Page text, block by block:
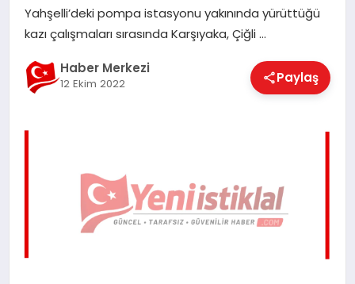
EKONOMI
MAGAZIN
TEKNOLOJI
Yahşelli’deki pompa istasyonu yakınında yürüttüğü
kazı çalışmaları sırasında Karşıyaka, Çiğli …
Haber Merkezi
12 Ekim 2022 Paylaş